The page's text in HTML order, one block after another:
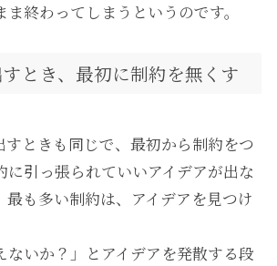
終わってしまうというのです。
とき、最初に制約を無くす
すときも同じで、最初から制約をつ
に引っ張られていいアイデアが出な
最も多い制約は、アイデアを見つけ
ないか？」とアイデアを発散する段